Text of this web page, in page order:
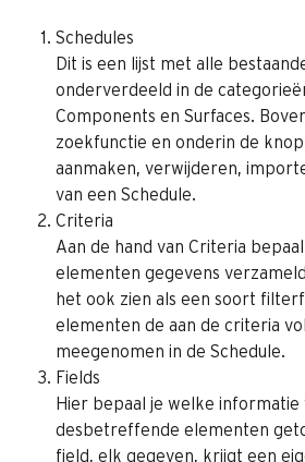
Schedules
Dit is een lijst met alle
onderverdeeld in de
Components en Surfaces.
zoekfunctie en onderin de
aanmaken, verwijderen,
van een Schedule.
Criteria
Aan de hand van Criteria
elementen gegevens
het ook zien als een soort
elementen de aan de criteria
meegenomen in de Schedule.
Fields
Hier bepaal je welke informatie
desbetreffende elementen
field, elk gegeven, krijgt een